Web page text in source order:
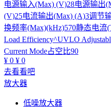
电源输入(Max) (V)28电源输出
(V)25电流输出(Max) (A)3调节
换频率(Max)(kHz)570静态电流
Load Efficiency^UVLO
Current Mode占空比90
¥ 0 ¥ 0
去看看吧
放大器
低噪放大器